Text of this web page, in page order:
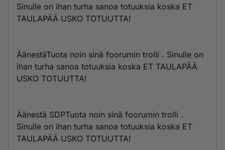
Sinulle on ihan turha sanoa totuuksia koska ET
TAULAPÄÄ USKO TOTUUTTA!
ÄänestäTuota noin sinä foorumin trolli . Sinulle on
ihan turha sanoa totuuksia koska ET TAULAPÄÄ
USKO TOTUUTTA!
Äänestä SDPTuota noin sinä foorumin trolli .
Sinulle on ihan turha sanoa totuuksia koska ET
TAULAPÄÄ USKO TOTUUTTA!